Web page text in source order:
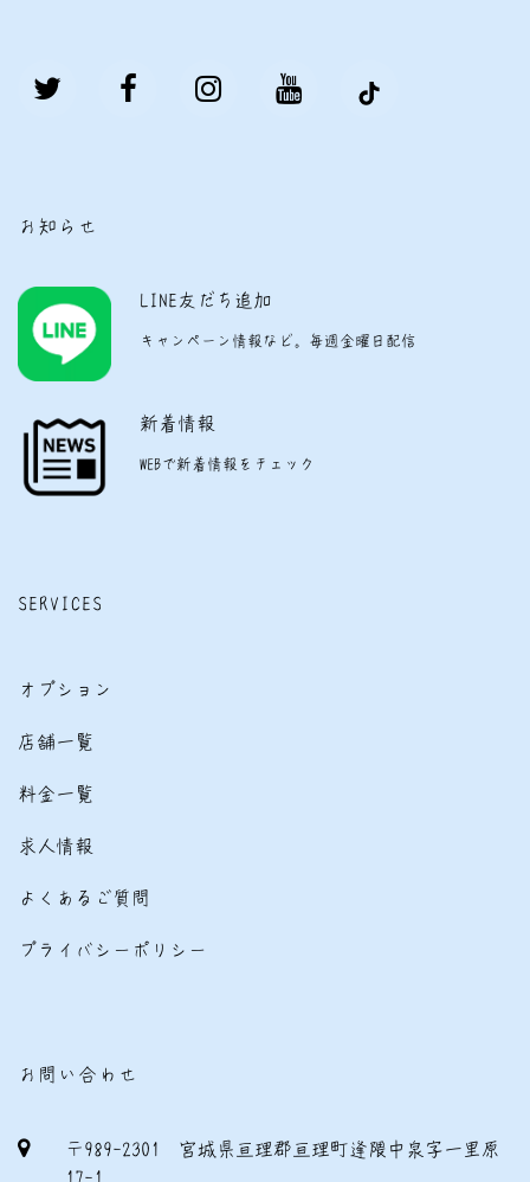
お知らせ
LINE友だち追加
キャンペーン情報など。毎週金曜日配信
新着情報
WEBで新着情報をチェック
SERVICES
オプション
店舗一覧
料金一覧
求人情報
よくあるご質問
プライバシーポリシー
お問い合わせ
〒989-2301 宮城県亘理郡亘理町逢隈中泉字一里原
17-1